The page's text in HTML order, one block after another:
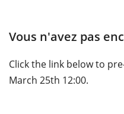
Vous n'avez pas
Click the link below to
March 25th 12:00.